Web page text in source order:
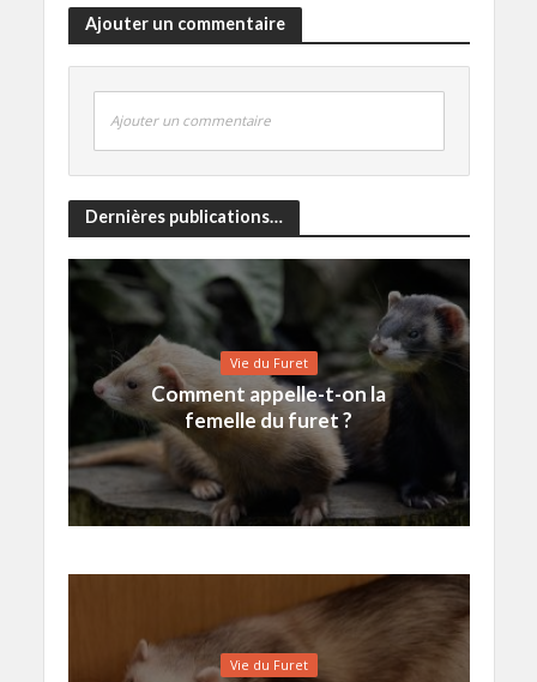
Ajouter un commentaire
Ajouter un commentaire
Dernières publications…
Vie du Furet
Comment appelle-t-on la
femelle du furet ?
Vie du Furet